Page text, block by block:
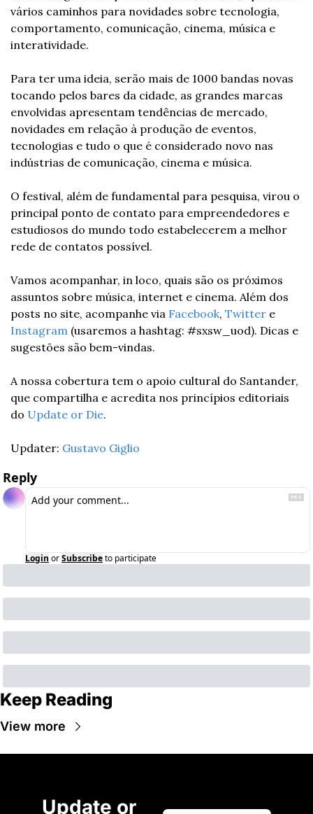
vários caminhos para novidades sobre tecnologia,
comportamento, comunicação, cinema, música e
interatividade.
Para ter uma ideia, serão mais de 1000 bandas novas
tocando pelos bares da cidade, as grandes marcas
envolvidas apresentam tendências de mercado,
novidades em relação à produção de eventos,
tecnologias e tudo o que é considerado novo nas
indústrias de comunicação, cinema e música.
O festival, além de fundamental para pesquisa, virou o
principal ponto de contato para empreendedores e
estudiosos do mundo todo estabelecerem a melhor
rede de contatos possível.
Vamos acompanhar, in loco, quais são os próximos
assuntos sobre música, internet e cinema. Além dos
posts no site, acompanhe via Facebook, Twitter
Instagram (usaremos a hashtag: #sxsw_uod). Dicas e
sugestões são bem-vindas.
A nossa cobertura tem o apoio cultural do Santander,
que compartilha e acredita nos princípios editoriais
do Update or Die.
Updater: Gustavo Giglio
Reply
Login orSubscribeto participate
Keep Reading
View more
Update or